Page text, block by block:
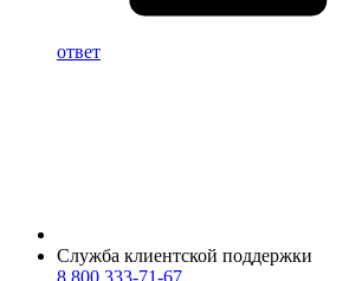
ответ
Служба клиентской поддержки
8 800 333-71-67